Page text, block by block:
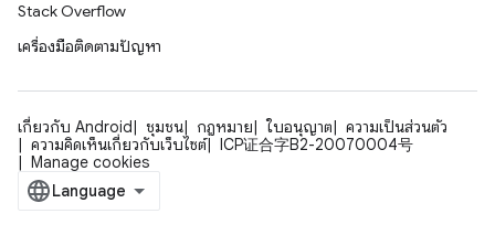
Stack Overflow
เครื่องมือติดตามปัญหา
เกี่ยวกับ Android ชุมชน กฎหมาย ใบอนุญาต
ความเป็นส่วนตัว
ความคิดเห็นเกี่ยวกับเว็บไซต์
ICP证合字B2-20070004号
Manage cookies